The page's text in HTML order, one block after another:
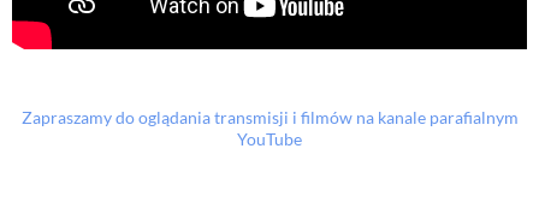
Zapraszamy do oglądania transmisji i filmów na kanale parafialnym
YouTube